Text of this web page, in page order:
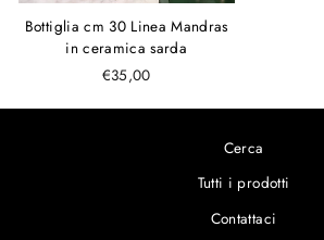
Bottiglia cm 30 Linea Mandras
in ceramica sarda
€35,00
Cerca
Tutti i prodotti
Contattaci